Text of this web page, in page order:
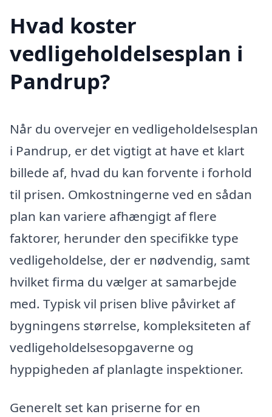
Hvad koster
vedligeholdelsesplan i
Pandrup?
Når du overvejer en vedligeholdelsesplan
i Pandrup, er det vigtigt at have et klart
billede af, hvad du kan forvente i forhold
til prisen. Omkostningerne ved en sådan
plan kan variere afhængigt af flere
faktorer, herunder den specifikke type
vedligeholdelse, der er nødvendig, samt
hvilket firma du vælger at samarbejde
med. Typisk vil prisen blive påvirket af
bygningens størrelse, kompleksiteten af
vedligeholdelsesopgaverne og
hyppigheden af planlagte inspektioner.
Generelt set kan priserne for en